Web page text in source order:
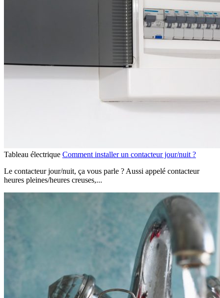
Tableau électrique Comment installer un contacteur jour/nuit ?
Le contacteur jour/nuit, ça vous parle ? Aussi appelé contacteur
heures pleines/heures creuses,...